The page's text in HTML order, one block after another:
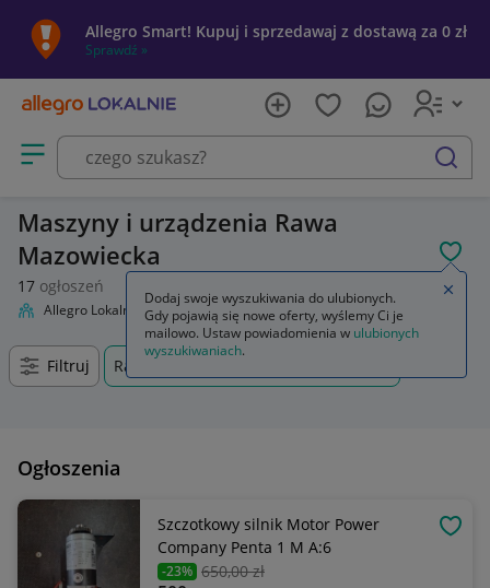
Allegro Smart! Kupuj i sprzedawaj z dostawą za 0 zł
Sprawdź »
Otwórz menu z kategoriami
szukaj
Maszyny i urządzenia Rawa
Mazowiecka
17 ogłoszeń
Allegro Lokalnie Firma i usługi Przemysł Maszyny i urządzenia
Filtruj Rawa Mazowiecka, Łódzkie, +0 km
Ogłoszenia
Szczotkowy silnik Motor Power
Company Penta 1 M A:6
-23% 650,00 zł
Dodaj swoje wyszukiwania do ulubionych.
Gdy pojawią się nowe oferty, wyślemy Ci je
mailowo. Ustaw powiadomienia w ulubionych
wyszukiwaniach.